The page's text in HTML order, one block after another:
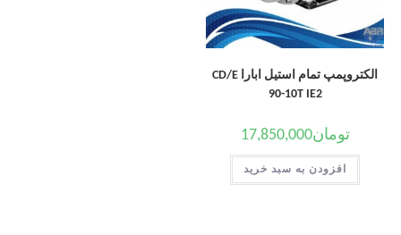
الکتروپمپ تمام استیل ابارا CD/E
90-10T IE2
تومان17,850,000
افزودن به سبد خرید